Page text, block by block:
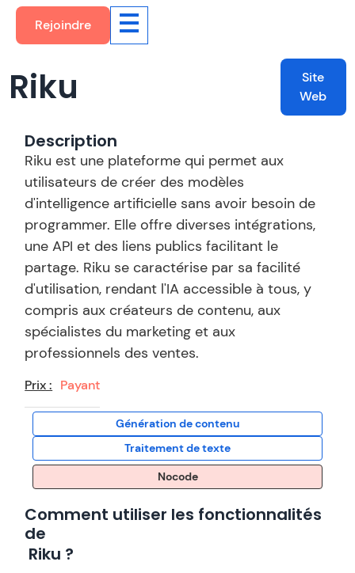
Rejoindre
Riku
Site
Web
Description
Riku est une plateforme qui permet aux
utilisateurs de créer des modèles
d'intelligence artificielle sans avoir besoin de
programmer. Elle offre diverses intégrations,
une API et des liens publics facilitant le
partage. Riku se caractérise par sa facilité
d'utilisation, rendant l'IA accessible à tous, y
compris aux créateurs de contenu, aux
spécialistes du marketing et aux
professionnels des ventes.
Prix : Payant
Génération de contenu
Traitement de texte
Nocode
Comment utiliser les fonctionnalités
de
Riku ?